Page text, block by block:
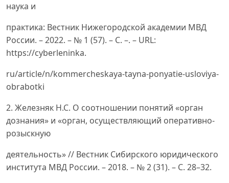
наука и
практика: Вестник Нижегородской академии МВД
России. – 2022. – № 1 (57). – С. –. – URL:
https://cyberleninka.
ru/article/n/kommercheskaya-tayna-ponyatie-usloviya-
obrabotki
2. Железняк Н.С. О соотношении понятий «орган
дознания» и «орган, осуществляющий оперативно-
розыскную
деятельность» // Вестник Сибирского юридического
института МВД России. – 2018. – № 2 (31). – С. 28–32.